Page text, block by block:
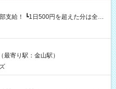
自己負担となります ★日払い
その日に現金GET♪ お仕事後はコン
寄り駅：金山駅）